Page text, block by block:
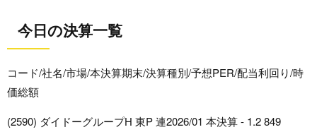
今日の決算一覧
コード/社名/市場/本決算期末/決算種別/予想PER/配当利回り/時
価総額
(2590) ダイドーグループH 東P 連2026/01 本決算 - 1.2 849